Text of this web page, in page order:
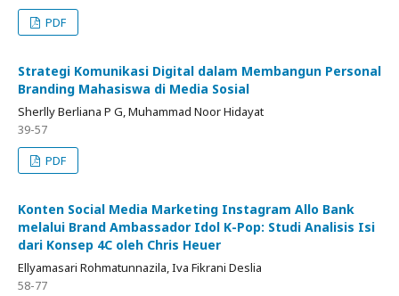
PDF
Strategi Komunikasi Digital dalam Membangun Personal
Branding Mahasiswa di Media Sosial
Sherlly Berliana P G, Muhammad Noor Hidayat
39-57
PDF
Konten Social Media Marketing Instagram Allo Bank
melalui Brand Ambassador Idol K-Pop: Studi Analisis Isi
dari Konsep 4C oleh Chris Heuer
Ellyamasari Rohmatunnazila, Iva Fikrani Deslia
58-77